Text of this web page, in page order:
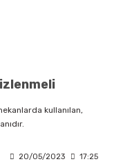
kullanılan,
20/05/2023 17:25